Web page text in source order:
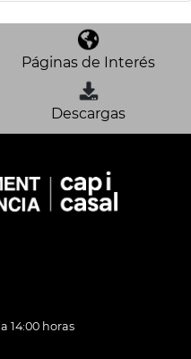
Páginas de Interés
Descargas
14:00 horas